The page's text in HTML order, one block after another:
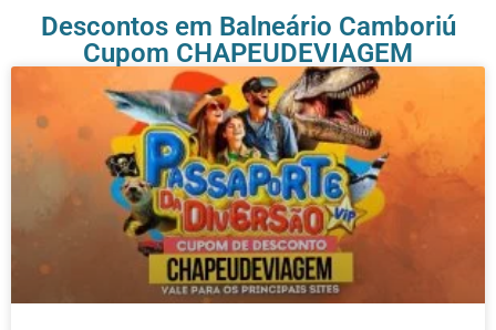
Descontos em Balneário Camboriú
Cupom CHAPEUDEVIAGEM